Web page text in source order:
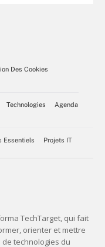
Des Cookies
Technologies
Agenda
Essentiels Projets IT